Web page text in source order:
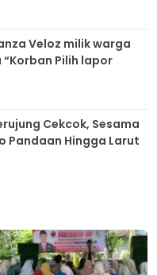
Veloz milik warga
Pilih lapor
Cekcok, Sesama
Pandaan Hingga Larut